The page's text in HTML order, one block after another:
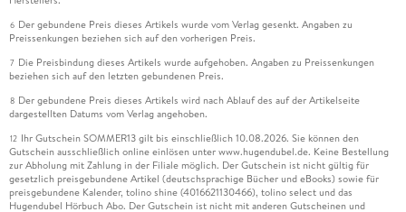
6 Der gebundene Preis dieses Artikels wurde vom Verlag gesenkt. Angaben zu
Preissenkungen beziehen sich auf den vorherigen Preis.
7 Die Preisbindung dieses Artikels wurde aufgehoben. Angaben zu Preissenkungen
beziehen sich auf den letzten gebundenen Preis.
8 Der gebundene Preis dieses Artikels wird nach Ablauf des auf der Artikelseite
dargestellten Datums vom Verlag angehoben.
12 Ihr Gutschein SOMMER13 gilt bis einschließlich 10.08.2026. Sie können den
Gutschein ausschließlich online einlösen unter www.hugendubel.de. Keine Bestellung
zur Abholung mit Zahlung in der Filiale möglich. Der Gutschein ist nicht gültig für
gesetzlich preisgebundene Artikel (deutschsprachige Bücher und eBooks) sowie für
preisgebundene Kalender, tolino shine (4016621130466), tolino select und das
Hugendubel Hörbuch Abo. Der Gutschein ist nicht mit anderen Gutscheinen und